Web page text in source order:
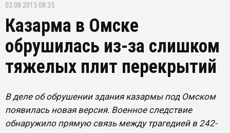
03.08.2015 08:35
Казарма в Омске
обрушилась из-за слишком
тяжелых плит перекрытий
В деле об обрушении здания казармы под Омском
появилась новая версия. Военное следствие
обнаружило прямую связь между трагедией в 242-